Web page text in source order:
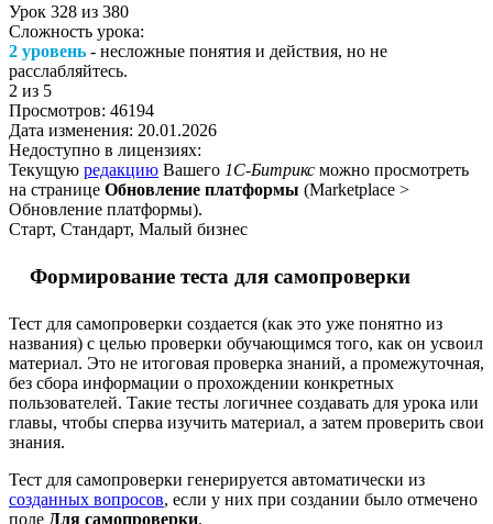
Урок 328 из 380
Сложность урока:
2 уровень - несложные понятия и действия, но не
расслабляйтесь.
2 из 5
Просмотров: 46194
Дата изменения: 20.01.2026
Недоступно в лицензиях:
Текущую редакцию Вашего 1С-Битрикс можно просмотреть
на странице Обновление платформы (Marketplace >
Обновление платформы).
Старт, Стандарт, Малый бизнес
Формирование теста для самопроверки
Тест для самопроверки создается (как это уже понятно из
названия) с целью проверки обучающимся того, как он усвоил
материал. Это не итоговая проверка знаний, а промежуточная,
без сбора информации о прохождении конкретных
пользователей. Такие тесты логичнее создавать для урока или
главы, чтобы сперва изучить материал, а затем проверить свои
знания.
Тест для самопроверки генерируется автоматически из
созданных вопросов, если у них при создании было отмечено
поле Для самопроверки.